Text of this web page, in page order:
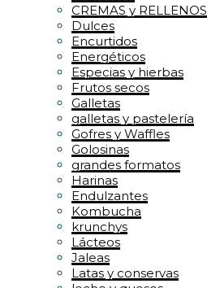
CREMAS y RELLENOS
Dulces
Encurtidos
Energéticos
Especias y hierbas
Frutos secos
Galletas
galletas y pastelería
Gofres y Waffles
Golosinas
grandes formatos
Harinas
Endulzantes
Kombucha
krunchys
Lácteos
Jaleas
Latas y conservas